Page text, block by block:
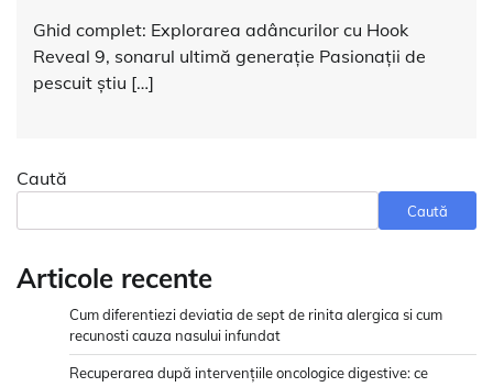
Ghid complet: Explorarea adâncurilor cu Hook
Reveal 9, sonarul ultimă generație Pasionații de
pescuit știu […]
Caută
Caută
Articole recente
Cum diferentiezi deviatia de sept de rinita alergica si cum
recunosti cauza nasului infundat
Recuperarea după intervențiile oncologice digestive: ce